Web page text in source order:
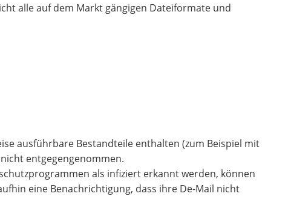
alle auf dem Markt gängigen Dateiformate und
ausführbare Bestandteile enthalten (zum Beispiel mit
entgegengenommen.
als infiziert erkannt werden, können
eine Benachrichtigung, dass ihre De-Mail nicht